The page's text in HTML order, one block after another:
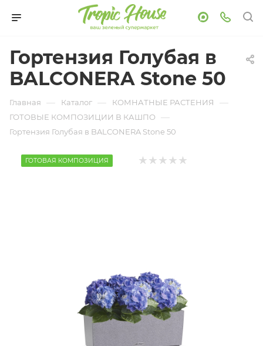
Гортензия Голубая в
BALCONERA Stone 50
Главная — Каталог — КОМНАТНЫЕ РАСТЕНИЯ —
ГОТОВЫЕ КОМПОЗИЦИИ В КАШПО —
Гортензия Голубая в BALCONERA Stone 50
ГОТОВАЯ КОМПОЗИЦИЯ